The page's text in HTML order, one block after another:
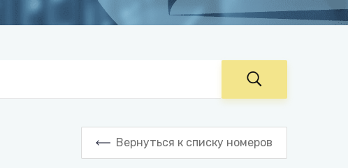
Вернуться к списку номеров